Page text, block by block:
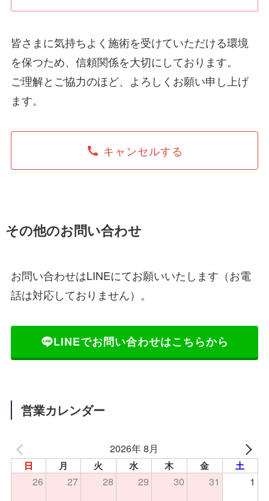
皆さまに気持ちよく施術を受けていただける環境
を保つため、信頼関係を大切にしております。
ご理解とご協力のほど、よろしくお願い申し上げ
ます。
キャンセルする
その他のお問い合わせ
お問い合わせはLINEにてお願いいたします（お電
話は対応しておりません）。
LINEでお問い合わせはこちらから
営業カレンダー
2026年 8月
日 月 火 水 木 金 土
26 27 28 29 30 31
1